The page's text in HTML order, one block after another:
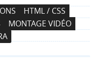
g
n
HTML / CSS
MONTAGE VIDÉO